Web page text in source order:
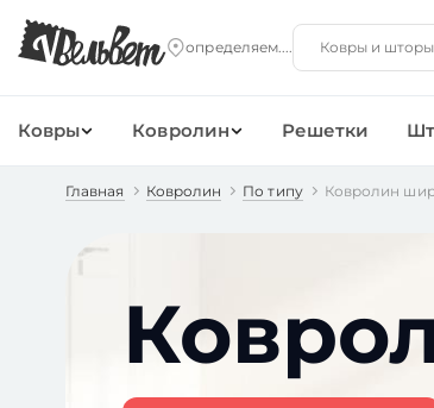
Ковры Ковролин Решетки
Главная Ковролин По типу Ковролин